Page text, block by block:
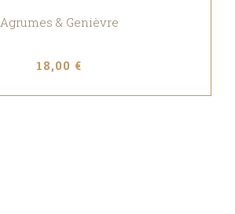
Agrumes & Genièvre
18,00 €